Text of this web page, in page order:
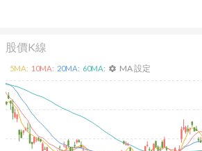
股價K線
5MA: 10MA: 20MA: 60MA: settings MA 設定